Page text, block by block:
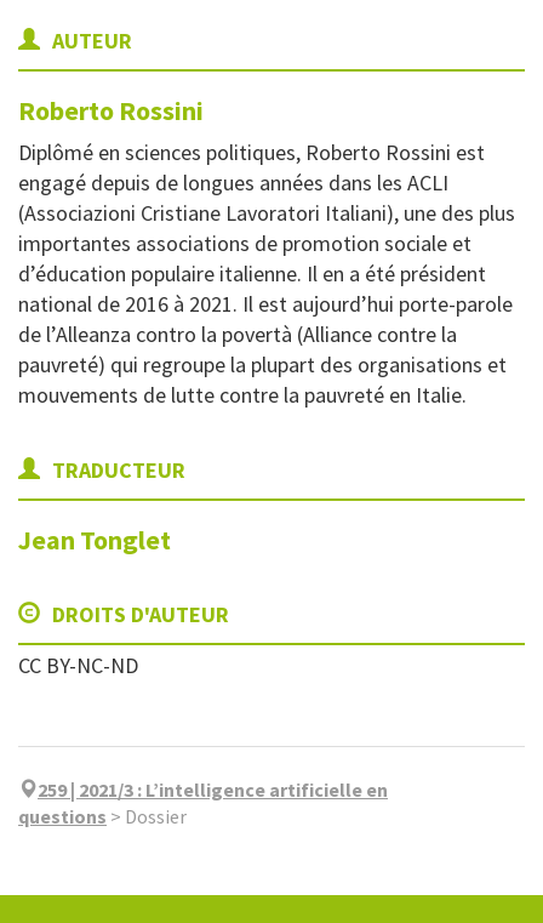
AUTEUR
Roberto Rossini
Diplômé en sciences politiques, Roberto Rossini est
engagé depuis de longues années dans les ACLI
(Associazioni Cristiane Lavoratori Italiani), une des plus
importantes associations de promotion sociale et
d’éducation populaire italienne. Il en a été président
national de 2016 à 2021. Il est aujourd’hui porte-parole
de l’Alleanza contro la povertà (Alliance contre la
pauvreté) qui regroupe la plupart des organisations et
mouvements de lutte contre la pauvreté en Italie.
TRADUCTEUR
Jean Tonglet
DROITS D'AUTEUR
CC BY-NC-ND
259 | 2021/3 : L’intelligence artificielle en
questions > Dossier